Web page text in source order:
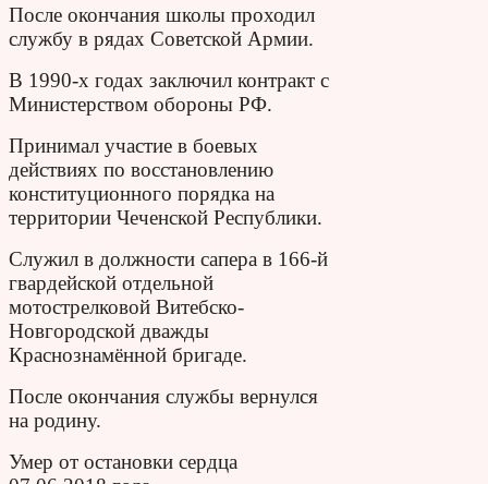
После окончания школы проходил
службу в рядах Советской Армии.
В 1990-х годах заключил контракт с
Министерством обороны РФ.
Принимал участие в боевых
действиях по восстановлению
конституционного порядка на
территории Чеченской Республики.
Служил в должности сапера в 166-й
гвардейской отдельной
мотострелковой Витебско-
Новгородской дважды
Краснознамённой бригаде.
После окончания службы вернулся
на родину.
Умер от остановки сердца